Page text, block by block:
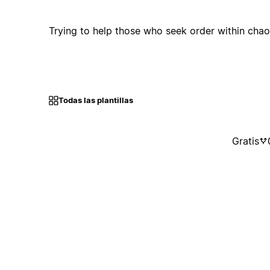
Trying to help those who seek order within
Todas las plantillas
Gratis